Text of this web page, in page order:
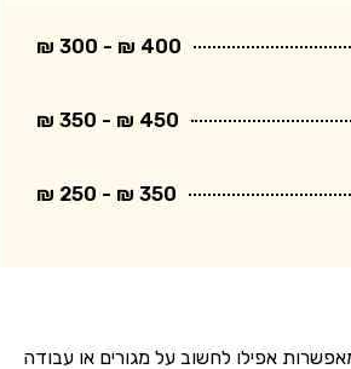
400 ₪ - 300 ₪
450 ₪ - 350 ₪
350 ₪ - 250 ₪
אפילו לחשוב על מגורים או עבודה